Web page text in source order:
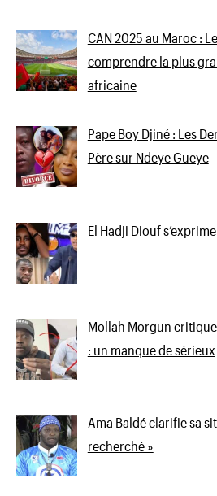
CAN 2025 au Maroc :
comprendre la plus
africaine
Pape Boy Djiné : Les
Père sur Ndeye Gueye
El Hadji Diouf
Mollah Morgun
: un manque de sérieux
Ama Baldé clarifie sa
recherché »